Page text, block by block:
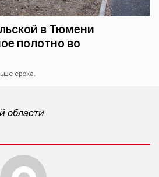
в Тюмени
полотно во
срока.
области